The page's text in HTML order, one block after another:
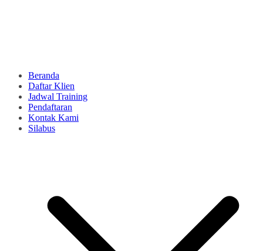
Beranda
Daftar Klien
Jadwal Training
Pendaftaran
Kontak Kami
Silabus